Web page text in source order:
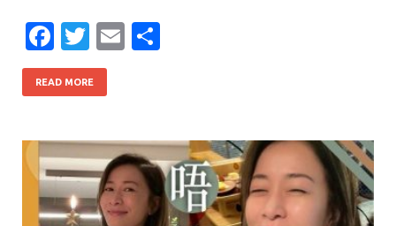
F
ac
e
o
o
k
T
w
itt
E
READ MORE